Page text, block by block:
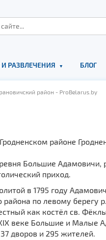
РАЗВЛЕЧЕНИЯ БЛОГ
район - ProBelarus.by
районе
Большие
приход.
в 1795 году
по левому берегу
как костёл св.
веке Большие и Малые
дворов и 295 жителей.